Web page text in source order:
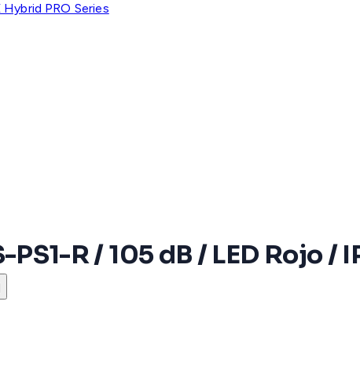
Hybrid PRO Series
R / 105 dB / LED Rojo /